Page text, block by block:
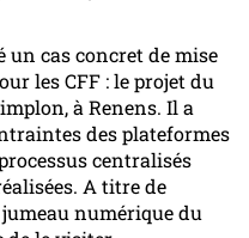
un cas concret de mise
les CFF : le projet du
à Renens. Il a
des plateformes
centralisés
A titre de
numérique du